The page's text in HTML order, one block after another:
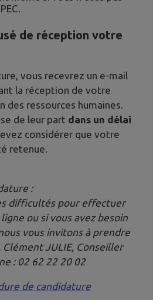
de réception votre
vous recevrez un e-mail
la réception de votre
des ressources humaines.
de leur part dans un délai
considérer que votre
retenue.
:
difficultés pour effectuer
ou si vous avez besoin
vous invitons à prendre
Clément JULIE, Conseiller
: 02 62 22 20 02
de candidature